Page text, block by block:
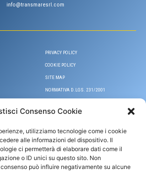
Consenso Cookie
utilizziamo tecnologie come i cookie
alle informazioni del dispositivo. Il
ci permetterà di elaborare dati come il
o ID unici su questo sito. Non
può influire negativamente su alcune
info@transmaresrl.com
PRIVACY POLICY
COOKIE POLICY
SITE MAP
NORMATIVA D.LGS. 231/2001